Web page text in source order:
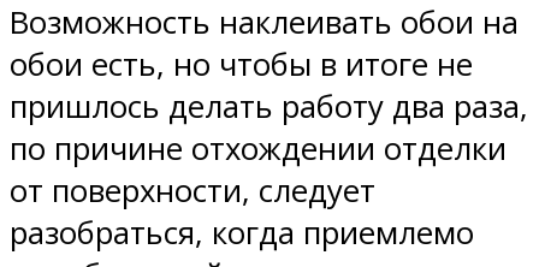
Возможность наклеивать обои на
обои есть, но чтобы в итоге не
пришлось делать работу два раза,
по причине отхождении отделки
от поверхности, следует
разобраться, когда приемлемо